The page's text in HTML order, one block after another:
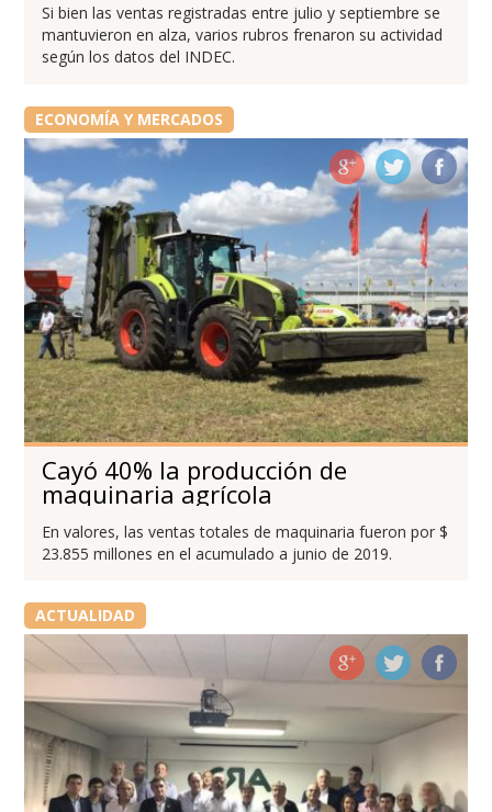
Si bien las ventas registradas entre julio y septiembre se
mantuvieron en alza, varios rubros frenaron su actividad
según los datos del INDEC.
ECONOMÍA Y MERCADOS
Cayó 40% la producción de
maquinaria agrícola
En valores, las ventas totales de maquinaria fueron por $
23.855 millones en el acumulado a junio de 2019.
ACTUALIDAD